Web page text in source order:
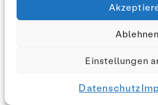
Ablehnen
Einstellungen
Datenschutz
A8) Die Folgen von
A9) Die Auswirkungen des